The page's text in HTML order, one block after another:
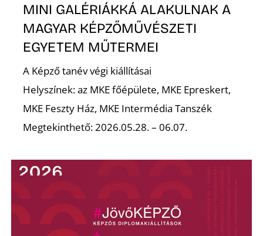
MINI GALÉRIÁKKÁ ALAKULNAK A
MAGYAR KÉPZŐMŰVÉSZETI
EGYETEM MŰTERMEI
A Képző tanév végi kiállításai
Helyszínek: az MKE főépülete, MKE Epreskert,
MKE Feszty Ház, MKE Intermédia Tanszék
Megtekinthető: 2026.05.28. – 06.07.